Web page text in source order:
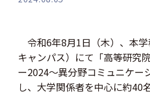
令和6年8月1日（木）、本
キャンパス）にて「高等研究
ー2024～異分野コミュニケー
し、大学関係者を中心に約40